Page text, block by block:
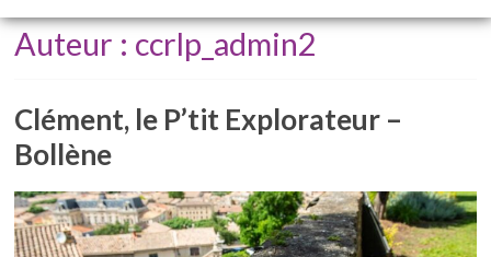
Auteur : ccrlp_admin2
Clément, le P’tit Explorateur –
Bollène